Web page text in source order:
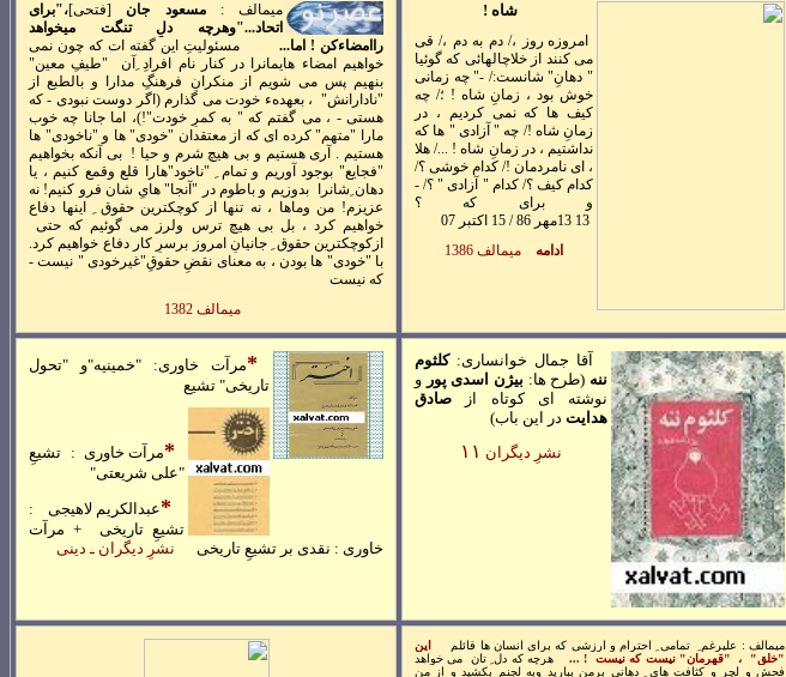
ميمالف :مسعود جان [فتحی]،"برای
اتحاد..."وهرچه دلِ تنگت ميخواهد
راامضاءکن ! اما...
مسئوليتِ اين گفته ات که چون نمی
خواهيم امضاء هايمانرا در کنار نام افرادِ ِآن "طيفِ معين"
بنهيم پس می شويم از منکرانِ فرهنگِ مدارا و بالطبع از
"نادارانش" ، بعهدهء خودت می گذارم (اگر دوست نبودی - که
هستی - ، می گفتم که " به کمرِ خودت"!)، اما جانا چه خوب
مارا "متهم" کرده ای که از معتقدان "خودی" ها و "ناخودی" ها
هستيم . آری هستيم و بی هيچ شرم و حيا ! بی آنکه بخواهيم
"فجايع" بوجود آوريم و تمام ِ "ناخود"هارا قلع وقمع کنيم ، يا
دهان ِشانرا بدوزيم و باطوم در "آنجا" هایِ شان فرو کنيم! نه
عزيزم! من وماها ، نه تنها از کوچکترين حقوق ِ اينها دفاع
خواهيم کرد ، بل بی هيچ ترس ولرز می گوئيم که حتی
ازکوچکترين حقوق ِ جانيانِ امروز برسرِ کار دفاع خواهيم کرد.
با "خودی" ها بودن ، به معنای نقضِ حقوقِ"غيرخودی " نيست -
که نيست
ميمالف 1382
شاه !
امروزه روز ،/ دم به دم ،/ قی
می کنند از خلاچالهائی که گوئيا
" دهانِ" شانست:/ -" چه زمانی
خوش بود ، زمانِ شاه ! ؛/ چه
کيف ها که نمی کرديم ، در
زمانِ شاه !/ چه " آزادی " ها که
نداشتيم ، در زمانِ شاه ! .../ هلا
، ای نامردمان !/ کدام خوشی ؟/
کدام کيف ؟/ کدام " آزادی " ؟/ -
و برای که ؟
13 13مهر 86
/ 15 اکتبر
ادامه
ميمالف 1386
*مر آت خاوری: "خمينيه"و "تحول
تاريخی" تشيع
*مرآت خاوری : تشيعِ
"علی شريعتی"
*عبدالکريم لاهيجی :
تشيعِ تاريخی + مرآت
خاوری : نقدی بر تشيعِ تاريخی
نشرِ ديگران ـ دينی
آقا جمال خوانساری:کلثوم
ننه (طرح ها: بيژن اسدی پور و
نوشته ای کوتاه از صادق
هدايت در اين باب)
نشرِ ديگران ۱۱
ميمالف : عليرغم ِ تمامی ِ احترام و ارزشی که برای انسان ها قائلم
اين
"خلق" ، "قهرمان" نيست که نيست ! ...
هرچه که دل ِ تان می خواهد
فحش و لچر و کثافت های ِ دهانی برمن بباريد وبه لجنم بکشيد و از من